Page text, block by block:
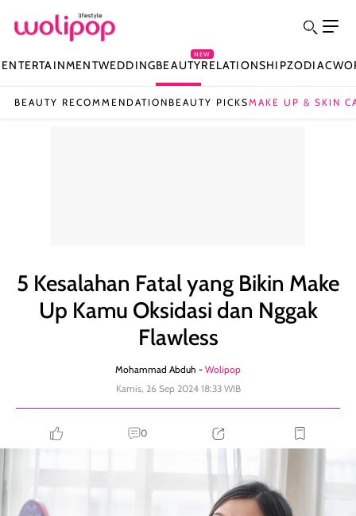
ENTERTAINMENTWEDDINGBEAUTY
NEW
RELATIONSHIPZODIAC
BEAUTY RECOMMENDATION BEAUTY PICKSMAKE UP & SKIN
5 Kesalahan Fatal yang Bikin Make
Up Kamu Oksidasi dan Nggak
Flawless
Mohammad Abduh - Wolipop
Kamis, 26 Sep 2024 18:33 WIB
0